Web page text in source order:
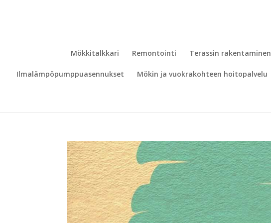
Mökkitalkkari Remontointi Terassin rakentaminen
Ilmalämpöpumppuasennukset Mökin ja vuokrakohteen hoitopalvelu